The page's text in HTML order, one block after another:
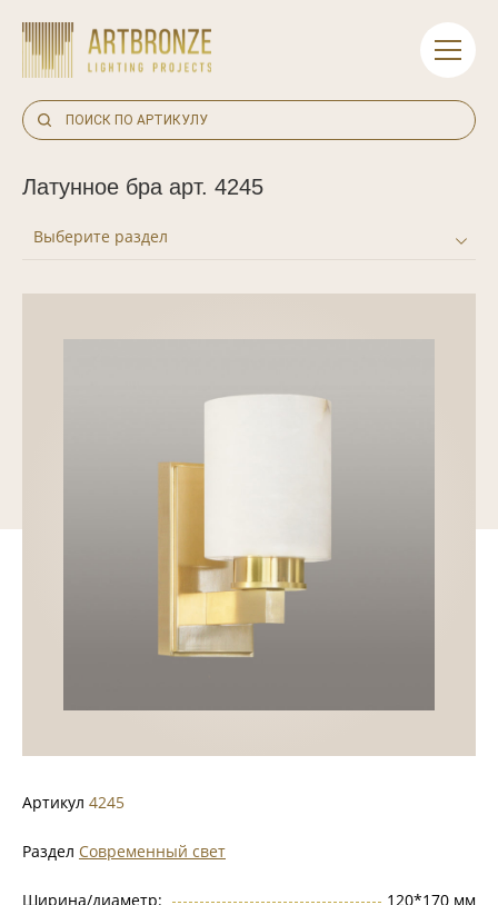
content
Латунное бра арт. 4245
Выберите раздел
Артикул 4245
Раздел Современный свет
Ширина/диаметр: 120*170 мм